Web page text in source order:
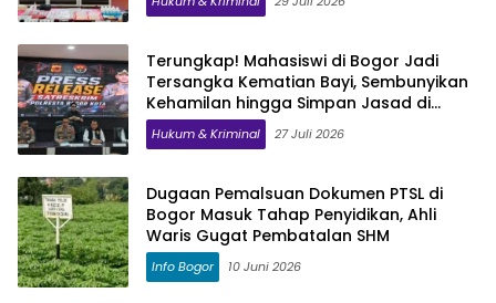
Terungkap! Mahasiswi di Bogor Jadi
Tersangka Kematian Bayi, Sembunyikan
Kehamilan hingga Simpan Jasad di
Lemari
Hukum & Kriminal 27 Juli 2026
Dugaan Pemalsuan Dokumen PTSL di
Bogor Masuk Tahap Penyidikan, Ahli
Waris Gugat Pembatalan SHM
Info Bogor 10 Juni 2026